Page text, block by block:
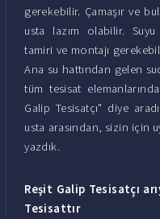
gerekebilir. Çamaşır ve
usta lazım olabilir. Suyu
tamiri ve montajı
Ana su hattından gelen
tüm tesisat
Galip Tesisatçı" diye
usta arasından, sizin için
yazdık.
Reşit Galip Tesisatçı
Tesisattır